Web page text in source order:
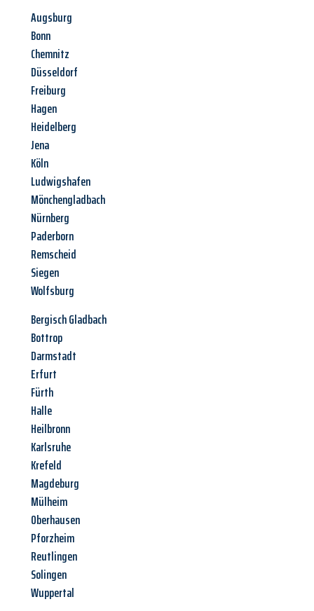
Augsburg
Bonn
Chemnitz
Düsseldorf
Freiburg
Hagen
Heidelberg
Jena
Köln
Ludwigshafen
Mönchengladbach
Nürnberg
Paderborn
Remscheid
Siegen
Wolfsburg
Bergisch Gladbach
Bottrop
Darmstadt
Erfurt
Fürth
Halle
Heilbronn
Karlsruhe
Krefeld
Magdeburg
Mülheim
Oberhausen
Pforzheim
Reutlingen
Solingen
Wuppertal